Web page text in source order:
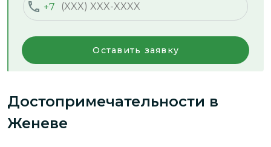
+7
Оставить заявку
Достопримечательности в
Женеве